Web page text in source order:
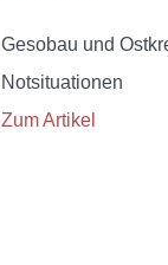
Gesobau und
Notsituationen
Zum Artikel